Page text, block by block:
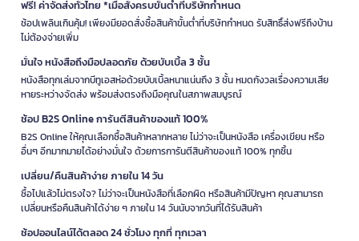
ฟรี! ค่าจัดส่งทั่วไทย *เมื่อสั่งครบขั้นต่ำที่บริษัทกำหนด
ช้อปเพลินเกินคุ้ม! เพียงมียอดสั่งซื้อสินค้าขั้นต่ำที่บริษัทกำหนด รับสิทธิ์ส่งฟรีถึงบ้าน
ไม่ต้องจ่ายเพิ่ม
มั่นใจ หนังสือถึงมือปลอดภัย ด้วยบับเบิ้ล 3 ชั้น
หนังสือทุกเล่มจากบีทูเอสห่อด้วยบับเบิ้ลหนาแน่นถึง 3 ชั้น หมดกังวลเรื่องความเสีย
หายระหว่างจัดส่ง พร้อมส่งตรงถึงมือคุณในสภาพสมบูรณ์
ช้อป B2S Online การันตีสินค้าของแท้ 100%
B2S Online ให้คุณเลือกซื้อสินค้าหลากหลาย ไม่ว่าจะเป็นหนังสือ เครื่องเขียน หรือ
อื่นๆ อีกมากมายได้อย่างมั่นใจ ด้วยการการันตีสินค้าของแท้ 100% ทุกชิ้น
เปลี่ยน/คืนสินค้าง่าย ภายใน 14 วัน
ซื้อไปแล้วไม่ตรงใจ? ไม่ว่าจะเป็นหนังสือที่เลือกผิด หรือสินค้ามีปัญหา คุณสามารถ
เปลี่ยนหรือคืนสินค้าได้ง่าย ๆ ภายใน 14 วันนับจากวันที่ได้รับสินค้า
ช้อปออนไลน์ได้ตลอด 24 ชั่วโมง ทุกที่ ทุกเวลา